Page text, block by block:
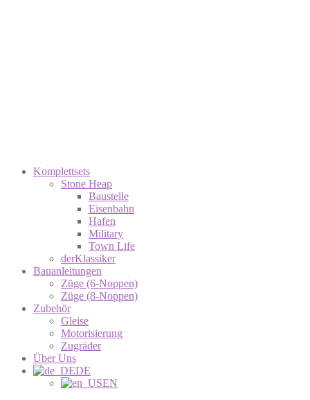
Komplettsets
Stone Heap
Baustelle
Eisenbahn
Hafen
Military
Town Life
derKlassiker
Bauanleitungen
Züge (6-Noppen)
Züge (8-Noppen)
Zubehör
Gleise
Motorisierung
Zugräder
Über Uns
DE
EN